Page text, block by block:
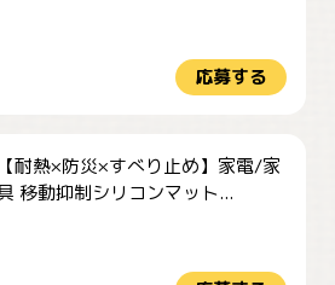
応募する
【耐熱×防災×すべり止め】家電/家
移動抑制シリコンマット...